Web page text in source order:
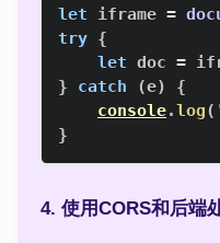
let iframe =
try {
let doc =
}
catch (e)
{
console.log(
}
4. 使用CORS和后端